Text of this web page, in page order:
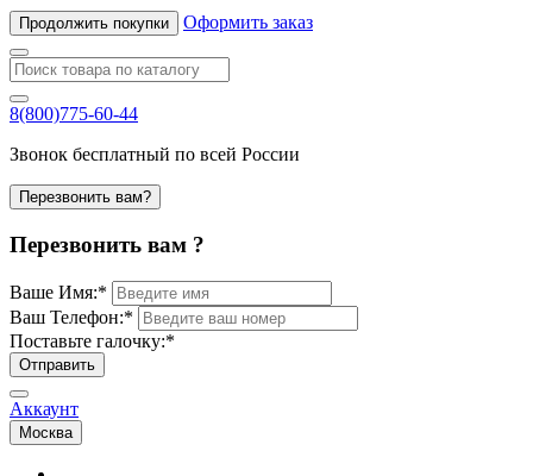
Продолжить покупки Оформить заказ
8(800)775-60-44
Звонок бесплатный по всей России
Перезвонить вам?
Перезвонить вам ?
Ваше Имя:*
Ваш Телефон:*
Поставьте галочку:*
Отправить
Аккаунт
Москва